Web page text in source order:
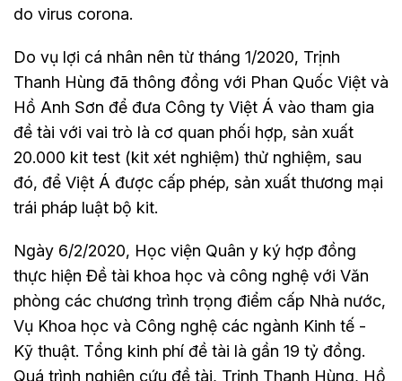
do virus corona.
Do vụ lợi cá nhân nên từ tháng 1/2020, Trịnh
Thanh Hùng đã thông đồng với Phan Quốc Việt và
Hồ Anh Sơn để đưa Công ty Việt Á vào tham gia
đề tài với vai trò là cơ quan phối hợp, sản xuất
20.000 kit test (kit xét nghiệm) thử nghiệm, sau
đó, để Việt Á được cấp phép, sản xuất thương mại
trái pháp luật bộ kit.
Ngày 6/2/2020, Học viện Quân y ký hợp đồng
thực hiện Đề tài khoa học và công nghệ với Văn
phòng các chương trình trọng điểm cấp Nhà nước,
Vụ Khoa học và Công nghệ các ngành Kinh tế -
Kỹ thuật. Tổng kinh phí đề tài là gần 19 tỷ đồng.
Quá trình nghiên cứu đề tài, Trịnh Thanh Hùng, Hồ